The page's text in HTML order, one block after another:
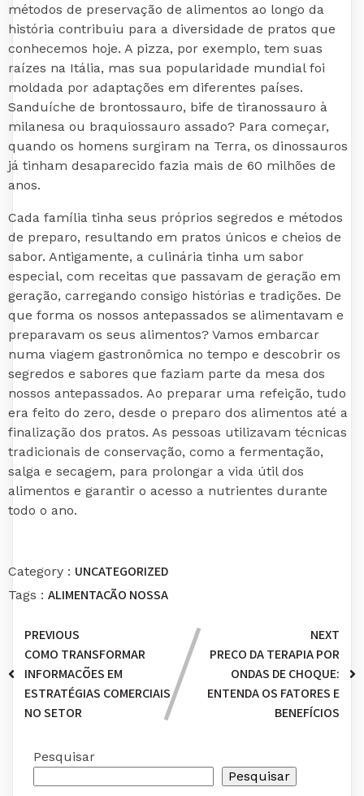
métodos de preservação de alimentos ao longo da
história contribuiu para a diversidade de pratos que
conhecemos hoje. A pizza, por exemplo, tem suas
raízes na Itália, mas sua popularidade mundial foi
moldada por adaptações em diferentes países.
Sanduíche de brontossauro, bife de tiranossauro à
milanesa ou braquiossauro assado? Para começar,
quando os homens surgiram na Terra, os dinossauros
já tinham desaparecido fazia mais de 60 milhões de
anos.
Cada família tinha seus próprios segredos e métodos
de preparo, resultando em pratos únicos e cheios de
sabor. Antigamente, a culinária tinha um sabor
especial, com receitas que passavam de geração em
geração, carregando consigo histórias e tradições. De
que forma os nossos antepassados se alimentavam e
preparavam os seus alimentos? Vamos embarcar
numa viagem gastronômica no tempo e descobrir os
segredos e sabores que faziam parte da mesa dos
nossos antepassados. Ao preparar uma refeição, tudo
era feito do zero, desde o preparo dos alimentos até a
finalização dos pratos. As pessoas utilizavam técnicas
tradicionais de conservação, como a fermentação,
salga e secagem, para prolongar a vida útil dos
alimentos e garantir o acesso a nutrientes durante
todo o ano.
Category : UNCATEGORIZED
Tags : ALIMENTAÇÃO NOSSA
PREVIOUS
COMO TRANSFORMAR
INFORMAÇÕES EM
ESTRATÉGIAS COMERCIAIS
NO SETOR
NEXT
PREÇO DA TERAPIA POR
ONDAS DE CHOQUE:
ENTENDA OS FATORES E
BENEFÍCIOS
Pesquisar
Pesquisar